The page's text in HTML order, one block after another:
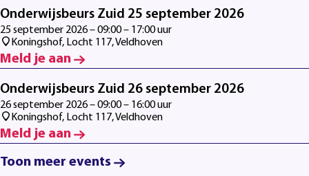
Onderwijsbeurs Zuid 25 september 2026
25 september 2026 – 09:00 – 17:00 uur
Koningshof, Locht 117, Veldhoven
Meld je aan
Onderwijsbeurs Zuid 26 september 2026
26 september 2026 – 09:00 – 16:00 uur
Koningshof, Locht 117, Veldhoven
Meld je aan
Toon meer events